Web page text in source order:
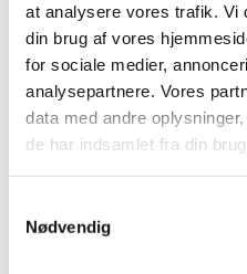
at analysere vores trafik. Vi
din brug af vores
for sociale medier,
analysepartnere. Vores
data med andre
de har indsamlet fra din
Nødvendig
Andersen
Revision
Skat